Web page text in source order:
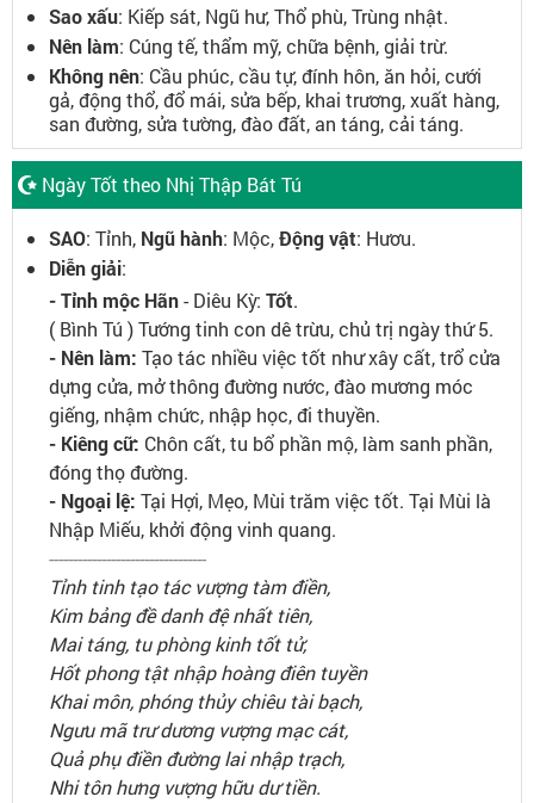
Sao xấu: Kiếp sát, Ngũ hư, Thổ phù, Trùng nhật.
Nên làm: Cúng tế, thẩm mỹ, chữa bệnh, giải trừ.
Không nên: Cầu phúc, cầu tự, đính hôn, ăn hỏi, cưới
gả, động thổ, đổ mái, sửa bếp, khai trương, xuất hàng,
san đường, sửa tường, đào đất, an táng, cải táng.
Ngày Tốt theo Nhị Thập Bát Tú
SAO: Tỉnh, Ngũ hành: Mộc,Động vật: Hươu.
Diễn giải:
- Tỉnh mộc Hãn- Diêu Kỳ: Tốt.
( Bình Tú ) Tướng tinh con dê trừu, chủ trị ngày thứ 5.
- Nên làm: Tạo tác nhiều việc tốt như xây cất, trổ cửa
dựng cửa, mở thông đường nước, đào mương móc
giếng, nhậm chức, nhập học, đi thuyền.
- Kiêng cữ: Chôn cất, tu bổ phần mộ, làm sanh phần,
đóng thọ đường.
- Ngoại lệ: Tại Hợi, Mẹo, Mùi trăm việc tốt. Tại Mùi là
Nhập Miếu, khởi động vinh quang.
---------------------------------
Tỉnh tinh tạo tác vượng tàm điền,
Kim bảng đề danh đệ nhất tiên,
Mai táng, tu phòng kinh tốt tử,
Hốt phong tật nhập hoàng điên tuyền
Khai môn, phóng thủy chiêu tài bạch,
Ngưu mã trư dương vượng mạc cát,
Quả phụ điền đường lai nhập trạch,
Nhi tôn hưng vượng hữu dư tiền.